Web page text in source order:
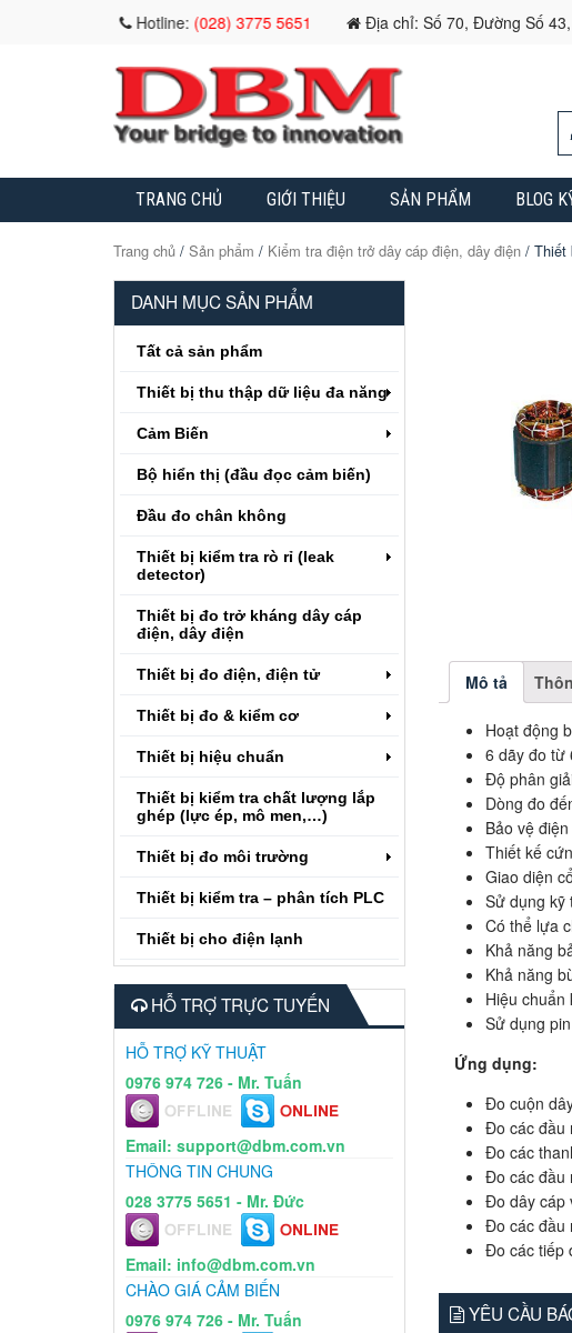
Hotline: (028) 3775 5651 Địa chỉ: Số 70, Đường Số
TRANG CHỦ GIỚI THIỆU SẢN PHẨM BLOG
Trang chủ / Sản phẩm / Kiểm tra điện trở dây cáp điện, dây điện / Thiết
DANH MỤC SẢN PHẨM
Tất cả sản phẩm
Thiết bị thu thập dữ liệu đa năng
Cảm Biến
Bộ hiển thị (đầu đọc cảm biến)
Đầu đo chân không
Thiết bị kiểm tra rò rỉ (leak
detector)
Thiết bị đo trở kháng dây cáp
điện, dây điện
Thiết bị đo điện, điện tử
Thiết bị đo & kiểm cơ
Thiết bị hiệu chuẩn
Thiết bị kiểm tra chất lượng lắp
ghép (lực ép, mô men,…)
Thiết bị đo môi trường
Thiết bị kiểm tra – phân tích PLC
Thiết bị cho điện lạnh
HỖ TRỢ TRỰC TUYẾN
HỖ TRỢ KỸ THUẬT
0976 974 726 - Mr. Tuấn
Email: support@dbm.com.vn
THÔNG TIN CHUNG
028 3775 5651 - Mr. Đức
Email: info@dbm.com.vn
CHÀO GIÁ CẢM BIẾN
0976 974 726 - Mr. Tuấn
Mô tả
Hoạt động
6 dãy đo
Độ phân
Dòng đo
Bảo vệ
Thiết kế
Giao diện
Sử dụng kỹ
Có thể lựa
Khả năng
Khả năng
Hiệu
Sử dụng
Ứng dụng:
Đo cuộn
Đo các đầu
Đo các
Đo các đầu
Đo dây cáp
Đo các đầu
Đo các tiếp
YÊU CẦU